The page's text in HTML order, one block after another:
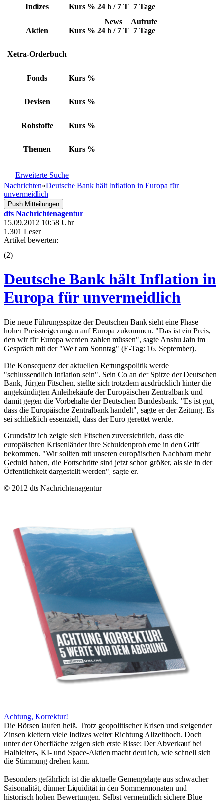
Indizes Kurs % 24 h / 7 T 7 Tage
Aktien Kurs %
News
24 h / 7 T
Aufrufe
7 Tage
Xetra-Orderbuch
Fonds Kurs %
Devisen Kurs %
Rohstoffe Kurs %
Themen Kurs %
Erweiterte Suche
Nachrichten»Deutsche Bank hält Inflation in Europa für
unvermeidlich
Push Mitteilungen
dts Nachrichtenagentur
15.09.2012 10:58 Uhr
1.301 Leser
Artikel bewerten:
(2)
Deutsche Bank hält Inflation in
Europa für unvermeidlich
Die neue Führungsspitze der Deutschen Bank sieht eine Phase
hoher Preissteigerungen auf Europa zukommen. "Das ist ein Preis,
den wir für Europa werden zahlen müssen", sagte Anshu Jain im
Gespräch mit der "Welt am Sonntag" (E-Tag: 16. September).
Die Konsequenz der aktuellen Rettungspolitik werde
"schlussendlich Inflation sein". Sein Co an der Spitze der Deutschen
Bank, Jürgen Fitschen, stellte sich trotzdem ausdrücklich hinter die
angekündigten Anleihekäufe der Europäischen Zentralbank und
damit gegen die Vorbehalte der Deutschen Bundesbank. "Es ist gut,
dass die Europäische Zentralbank handelt", sagte er der Zeitung. Es
sei schließlich essenziell, dass der Euro gerettet werde.
Grundsätzlich zeigte sich Fitschen zuversichtlich, dass die
europäischen Krisenländer ihre Schuldenprobleme in den Griff
bekommen. "Wir sollten mit unseren europäischen Nachbarn mehr
Geduld haben, die Fortschritte sind jetzt schon größer, als sie in der
Öffentlichkeit dargestellt werden", sagte er.
© 2012 dts Nachrichtenagentur
Achtung, Korrektur!
Die Börsen laufen heiß. Trotz geopolitischer Krisen und steigender
Zinsen klettern viele Indizes weiter Richtung Allzeithoch. Doch
unter der Oberfläche zeigen sich erste Risse: Der Abverkauf bei
Halbleiter-, KI- und Space-Aktien macht deutlich, wie schnell sich
die Stimmung drehen kann.
Besonders gefährlich ist die aktuelle Gemengelage aus schwacher
Saisonalität, dünner Liquidität in den Sommermonaten und
historisch hohen Bewertungen. Selbst vermeintlich sichere Blue